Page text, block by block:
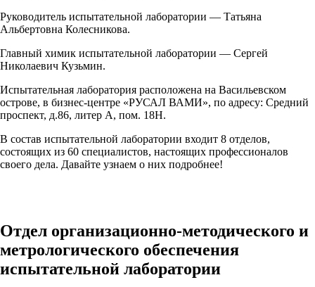
Руководитель испытательной лаборатории — Татьяна
Альбертовна Колесникова.
Главный химик испытательной лаборатории — Сергей
Николаевич Кузьмин.
Испытательная лаборатория расположена на Васильевском
острове, в бизнес-центре «РУСАЛ ВАМИ», по адресу: Средний
проспект, д.86, литер А, пом. 18Н.
В состав испытательной лаборатории входит 8 отделов,
состоящих из 60 специалистов, настоящих профессионалов
своего дела. Давайте узнаем о них подробнее!
Отдел организационно-методического и
метрологического обеспечения
испытательной лаборатории